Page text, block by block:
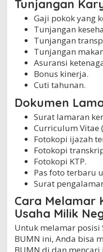
Tunjangan
Gaji pokok yang
Tunjangan
Tunjangan
Tunjangan
Asuransi
Bonus kinerja.
Cuti tahunan.
Dokumen
Surat lamaran
Curriculum Vitae
Fotokopi ijazah
Fotokopi
Fotokopi KTP.
Pas foto terbaru
Surat
Cara Melamar
Usaha Milik
Untuk melamar posisi
BUMN ini, Anda bisa